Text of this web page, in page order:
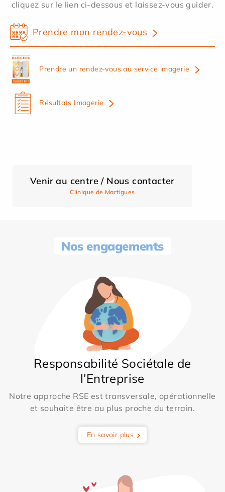
cliquez sur le lien ci-dessous et laissez-vous guider.
Prendre mon rendez-vous
Prendre un rendez-vous au service imagerie
Résultats Imagerie
Venir au centre / Nous contacter
Clinique de Martigues
Nos engagements
Responsabilité Sociétale de
l’Entreprise
Notre approche RSE est transversale, opérationnelle
et souhaite être au plus proche du terrain.
En savoir plus